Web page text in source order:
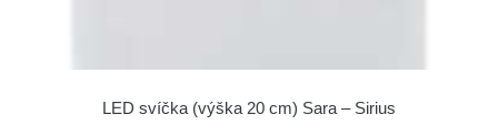
LED svíčka (výška 20 cm) Sara – Sirius